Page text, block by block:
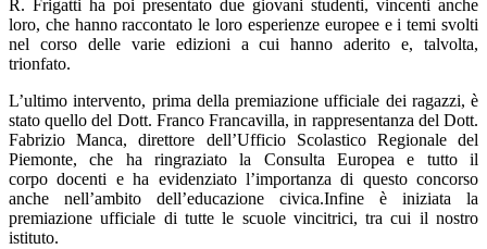
R. Frigatti ha poi presentato due giovani studenti, vincenti anche
loro, che hanno raccontato le loro esperienze europee e i temi svolti
nel corso delle varie edizioni a cui hanno aderito e, talvolta,
trionfato.
L’ultimo intervento, prima della premiazione ufficiale dei ragazzi, è
stato quello del Dott. Franco Francavilla, in rappresentanza del Dott.
Fabrizio Manca, direttore dell’Ufficio Scolastico Regionale del
Piemonte, che ha ringraziato la Consulta Europea e tutto il
corpo docenti e ha evidenziato l’importanza di questo concorso
anche nell’ambito dell’educazione civica.Infine è iniziata la
premiazione ufficiale di tutte le scuole vincitrici, tra cui il nostro
istituto.